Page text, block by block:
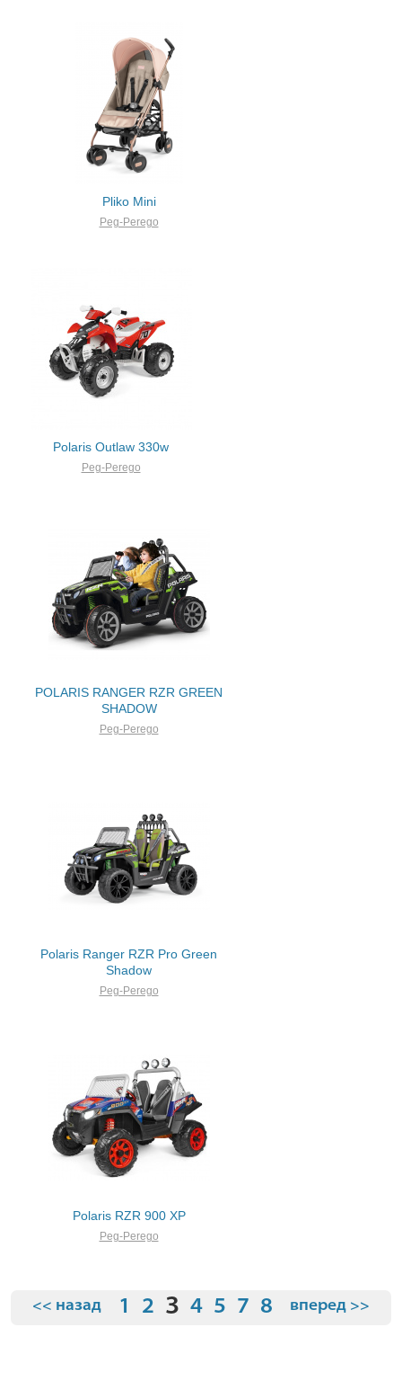
Pliko Mini
Peg-Perego
Polaris Outlaw 330w
Peg-Perego
POLARIS RANGER RZR GREEN
SHADOW
Peg-Perego
Polaris Ranger RZR Pro Green
Shadow
Peg-Perego
Polaris RZR 900 XP
Peg-Perego
<< назад 1 2 3 4 5 7 8 вперед >>